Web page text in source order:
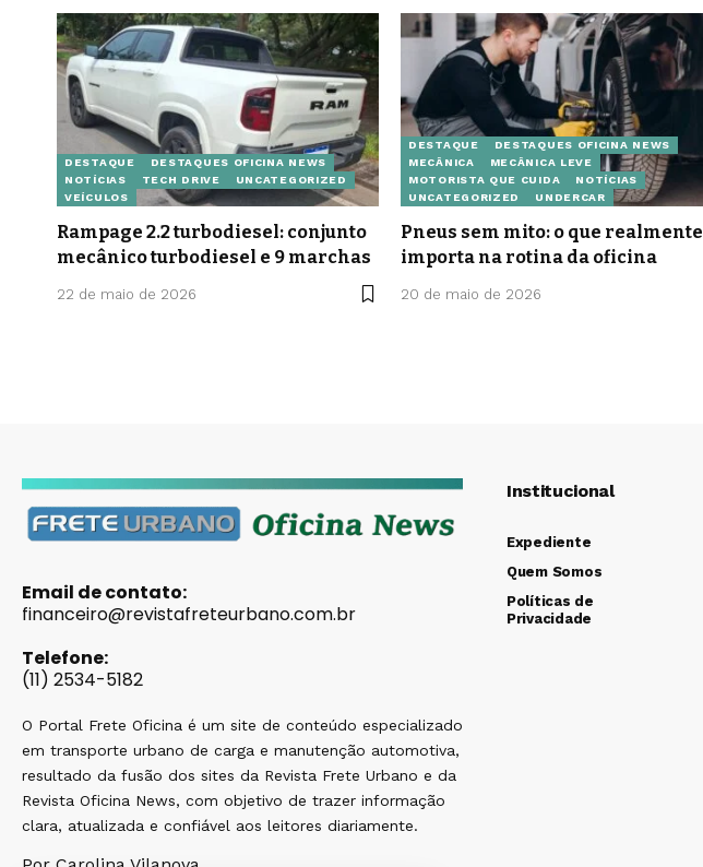
DESTAQUE
DESTAQUES OFICINA NEWS
NOTÍCIAS
TECH DRIVE
UNCATEGORIZED
VEÍCULOS
Rampage 2.2 turbodiesel: conjunto
mecânico turbodiesel e 9 marchas
22 de maio de 2026
DESTAQUE
DESTAQUES OFICINA NEWS
MECÂNICA
MECÂNICA LEVE
MOTORISTA QUE CUIDA
NOTÍCIAS
UNCATEGORIZED
UNDERCAR
Pneus sem mito: o que realmente
importa na rotina da oficina
20 de maio de 2026
Email de contato:
financeiro@revistafreteurbano.com.br
Telefone:
(11) 2534-5182
O Portal Frete Oficina é um site de conteúdo especializado
em transporte urbano de carga e manutenção automotiva,
resultado da fusão dos sites da Revista Frete Urbano e da
Revista Oficina News, com objetivo de trazer informação
clara, atualizada e confiável aos leitores diariamente.
Institucional
Expediente
Quem Somos
Políticas de
Privacidade